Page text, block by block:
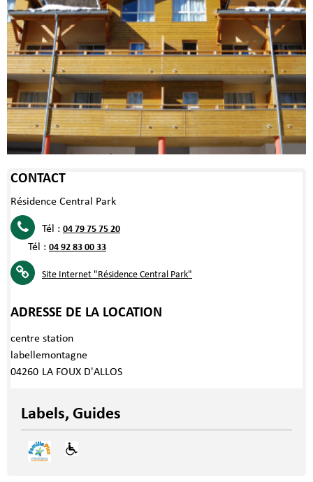
CONTACT
Résidence Central Park
Tél : 04 79 75 75 20
Tél : 04 92 83 00 33
Site Internet "Résidence Central Park"
ADRESSE DE LA LOCATION
centre station
labellemontagne
04260 LA FOUX D'ALLOS
Labels, Guides